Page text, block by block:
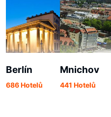
Berlín
686 Hotelů
Mnichov
441 Hotelů